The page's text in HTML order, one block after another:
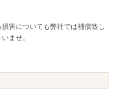
害についても弊社では補償致し
ませ。